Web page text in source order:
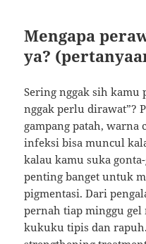
Mengapa
ya?
Sering nggak sih kamu
nggak perlu dirawat”?
gampang patah, warna
infeksi bisa muncul
kalau kamu suka
penting banget untuk
pigmentasi. Dari
pernah tiap minggu
kukuku tipis dan